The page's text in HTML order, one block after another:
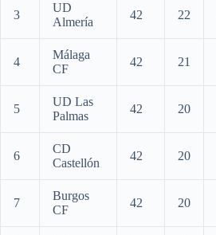
3
UD
Almería
42 22
4
Málaga
CF
42 21
5
UD Las
Palmas
42 20
6
CD
Castellón
42 20
7
Burgos
CF
42 20